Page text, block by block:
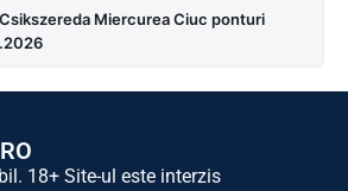
Miercurea Ciuc ponturi
18+ Site-ul este interzis